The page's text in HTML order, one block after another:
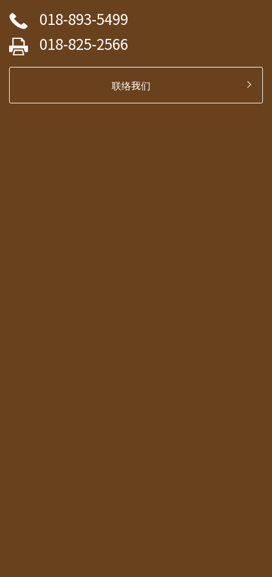
018-893-5499
018-825-2566
联络我们